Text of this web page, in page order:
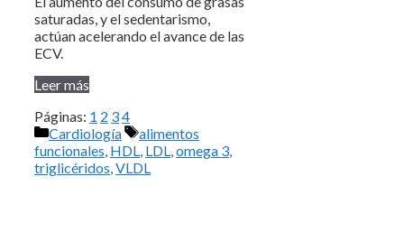
saturadas, y el sedentarismo,
actúan acelerando el avance de las
ECV.
Leer más
Páginas: 1 2 34
Categorías
Cardiología Etiquetas
alimentos
funcionales HDL LDL omega 3
triglicéridos VLDL